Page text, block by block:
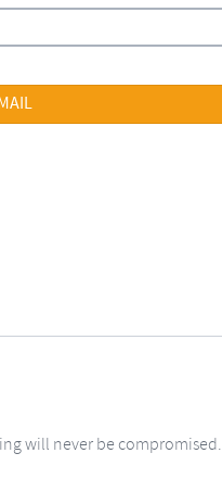
will never be compromised.